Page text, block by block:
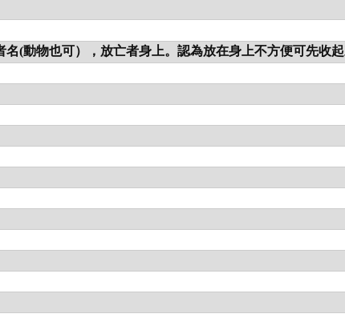
(動物也可），放亡者身上。認為放在身上不方便可先收